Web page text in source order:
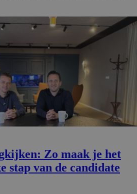
Zo maak je het
stap van de candidate